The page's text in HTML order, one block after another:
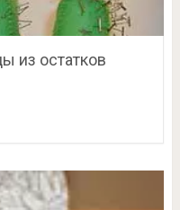
из остатков